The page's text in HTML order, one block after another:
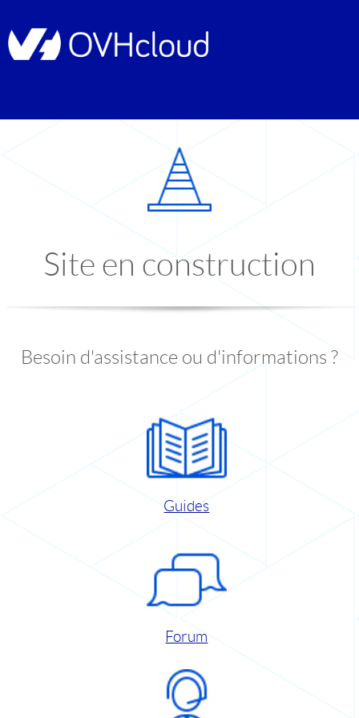
Site en construction
Besoin d'assistance ou d'informations ?
Guides
Forum